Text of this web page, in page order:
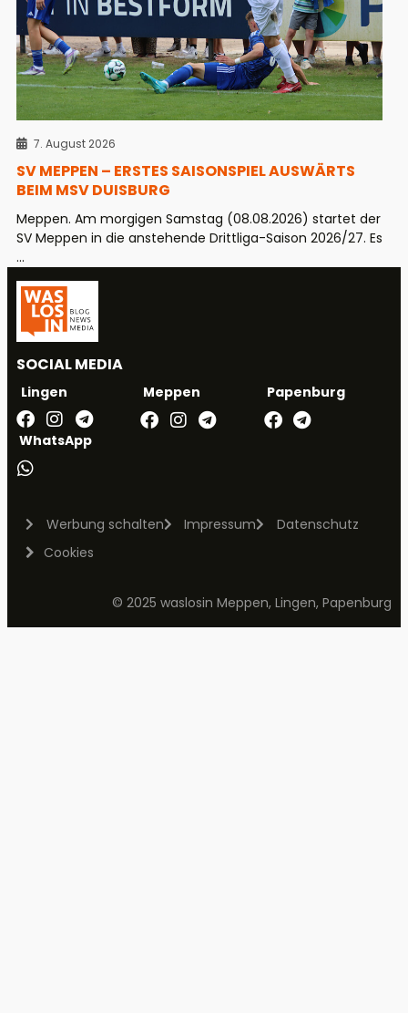
7. August 2026
SV MEPPEN – ERSTES SAISONSPIEL AUSWÄRTS
BEIM MSV DUISBURG
Meppen. Am morgigen Samstag (08.08.2026) startet der
SV Meppen in die anstehende Drittliga-Saison 2026/27. Es
...
SOCIAL MEDIA
Lingen Meppen Papenburg
WhatsApp
Werbung schalten Impressum
Datenschutz
Cookies
© 2025 waslosin Meppen, Lingen, Papenburg